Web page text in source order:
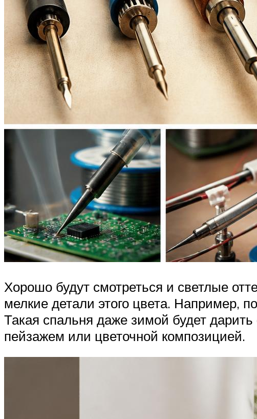
Хорошо будут смотреться и светлые
мелкие детали этого цвета. Например,
Такая спальня даже зимой будет
пейзажем или цветочной композицией.